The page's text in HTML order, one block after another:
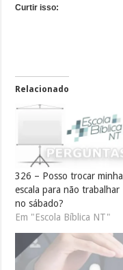
Curtir isso:
Relacionado
326 – Posso trocar minha
escala para não trabalhar
no sábado?
Em "Escola Bíblica NT"